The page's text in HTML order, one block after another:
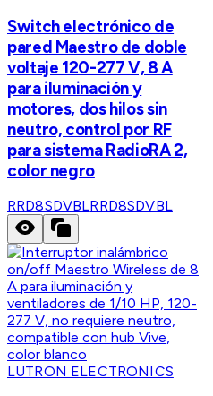
Switch electrónico de
pared Maestro de doble
voltaje 120-277 V, 8 A
para iluminación y
motores, dos hilos sin
neutro, control por RF
para sistema RadioRA 2,
color negro
RRD8SDVBLRRD8SDVBL
LUTRON ELECTRONICS